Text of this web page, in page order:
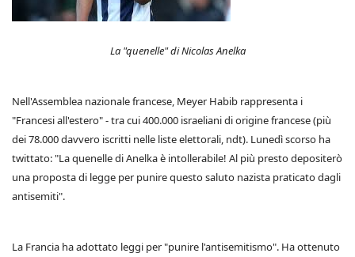
La "quenelle" di Nicolas Anelka
Nell'Assemblea nazionale francese, Meyer Habib rappresenta i
"Francesi all'estero" - tra cui 400.000 israeliani di origine francese (più
dei 78.000 davvero iscritti nelle liste elettorali, ndt). Lunedì scorso ha
twittato: "La quenelle di Anelka è intollerabile! Al più presto depositerò
una proposta di legge per punire questo saluto nazista praticato dagli
antisemiti".
La Francia ha adottato leggi per "punire l'antisemitismo". Ha ottenuto